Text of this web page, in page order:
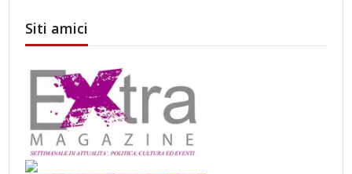
Siti amici